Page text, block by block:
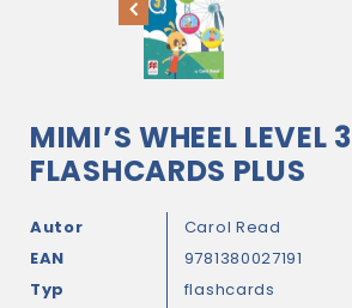
MIMI’S WHEEL LEVEL 3
FLASHCARDS PLUS
Autor
Carol Read
EAN
9781380027191
Typ
flashcards